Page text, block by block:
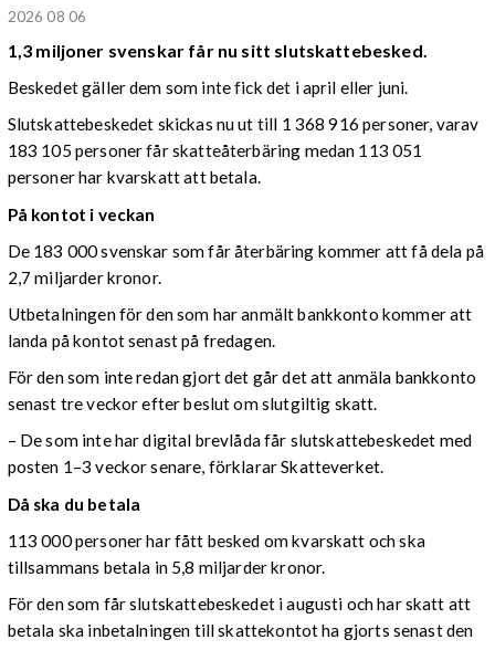
2026 08 06
1,3 miljoner svenskar får nu sitt slutskattebesked.
Beskedet gäller dem som inte fick det i april eller juni.
Slutskattebeskedet skickas nu ut till 1 368 916 personer, varav
183 105 personer får skatteåterbäring medan 113 051
personer har kvarskatt att betala.
På kontot i veckan
De 183 000 svenskar som får återbäring kommer att få dela på
2,7 miljarder kronor.
Utbetalningen för den som har anmält bankkonto kommer att
landa på kontot senast på fredagen.
För den som inte redan gjort det går det att anmäla bankkonto
senast tre veckor efter beslut om slutgiltig skatt.
– De som inte har digital brevlåda får slutskattebeskedet med
posten 1–3 veckor senare, förklarar Skatteverket.
Då ska du betala
113 000 personer har fått besked om kvarskatt och ska
tillsammans betala in 5,8 miljarder kronor.
För den som får slutskattebeskedet i augusti och har skatt att
betala ska inbetalningen till skattekontot ha gjorts senast den